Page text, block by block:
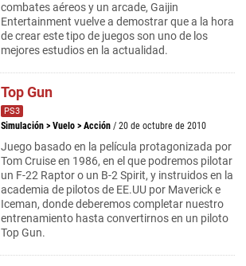
combates aéreos y un arcade, Gaijin
Entertainment vuelve a demostrar que a la hora
de crear este tipo de juegos son uno de los
mejores estudios en la actualidad.
Top Gun
PS3
Simulación > Vuelo > Acción / 20 de octubre de 2010
Juego basado en la película protagonizada por
Tom Cruise en 1986, en el que podremos pilotar
un F-22 Raptor o un B-2 Spirit, y instruidos en la
academia de pilotos de EE.UU por Maverick e
Iceman, donde deberemos completar nuestro
entrenamiento hasta convertirnos en un piloto
Top Gun.